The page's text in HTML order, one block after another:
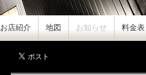
お店紹介 地図 お知らせ 料金表